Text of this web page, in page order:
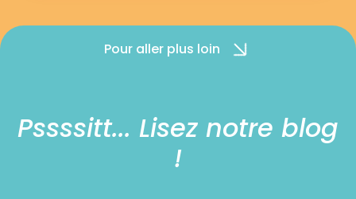
Pour aller plus loin
Pssssitt... Lisez notre blog
!